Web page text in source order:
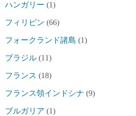
ハンガリー (1)
フィリピン (66)
フォークランド諸島 (1)
ブラジル (11)
フランス (18)
フランス領インドシナ (9)
ブルガリア (1)